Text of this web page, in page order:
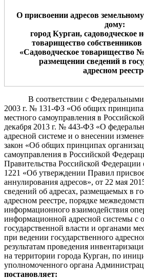
О присвоении адресов
дому:
город Курган, садоводческое
товарищество
«Садоводческое товарищество
размещении сведений в
адресном
В соответствии с
2003 г. № 131-ФЗ «Об общих
местного самоуправления в
декабря 2013 г. № 443-ФЗ «О
адресной системе и о внесении
закон «Об общих принципах
самоуправления в Российской
Правительства Российской
1221 «Об утверждении Правил
аннулирования адресов», от 22 мая
сведений об адресах, размещаемых в
адресном реестре, порядке
информационного взаимодействия
информационной адресной системы с
государственной власти и органами
при ведении государственного
результатам проведения
на территории города Курган, по
уполномоченного органа
постановляет: